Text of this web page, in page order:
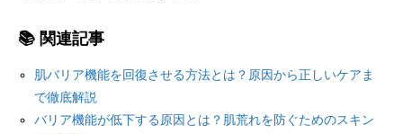
📚 関連記事
肌バリア機能を回復させる方法とは？原因から正しいケアま
で徹底解説
バリア機能が低下する原因とは？肌荒れを防ぐためのスキン